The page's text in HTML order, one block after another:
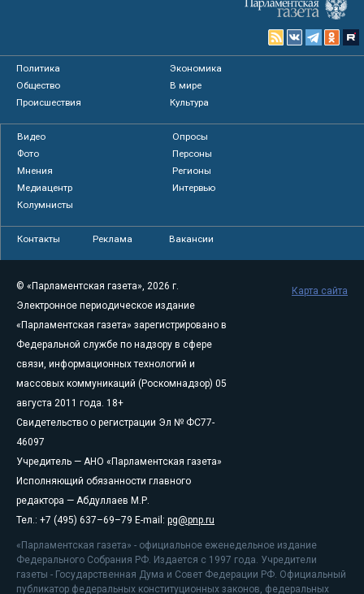
Политика
Экономика
Общество
В мире
Происшествия
Культура
Видео
Опросы
Фото
Персоны
Мнения
Регионы
Медиацентр
Интервью
Колумнисты
Контакты Реклама Вакансии
© «Парламентская газета», 2026 г.
Электронное периодическое издание
«Парламентская газета» зарегистрировано в
Федеральной службе по надзору в сфере
связи, информационных технологий и
массовых коммуникаций (Роскомнадзор) 05
августа 2011 года. 18+
Свидетельство о регистрации Эл № ФС77-
46097
Учредитель — АНО «Парламентская газета»
Исполняющий обязанности главного
редактора — Абдуллаев М.Р.
Тел.: +7 (495) 637–69–79 E-mail: pg@pnp.ru
«Парламентская газета» - официальное еженедельное издание
Федерального Собрания РФ. Издается с 1997 года. Учредители
газеты - Государственная Дума и Совет Федерации РФ. Официальный
публикатор федеральных конституционных законов, федеральных
Карта сайта